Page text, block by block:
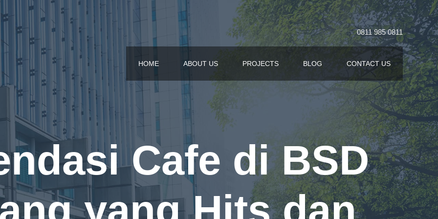
0811 985 0811
HOME ABOUT US PROJECTS BLOG CONTACT US
Cafe di BSD